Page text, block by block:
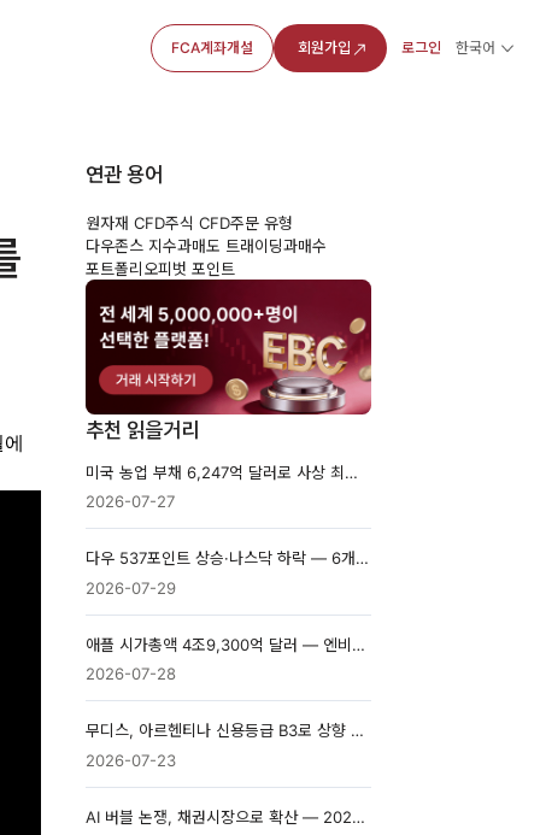
FCA계좌개설 회원가입 로그인 한국어
연관 용어
원자재 CFD주식 CFD주문 유형
다우존스 지수과매도 트래이딩과매수
포트폴리오피벗 포인트
추천 읽을거리
미국 농업 부채 6,247억 달러로 사상 최대 전망…챕터12 파산 46% 증가
2026-07-27
다우 537포인트 상승·나스닥 하락 — 6개 종목과 반도체가 만든 격차
2026-07-29
애플 시가총액 4조9,300억 달러 — 엔비디아 제치고 세계 1위 탈환
2026-07-28
무디스, 아르헨티나 신용등급 B3로 상향 — 페소는 왜 약세였나
2026-07-23
AI 버블 논쟁, 채권시장으로 확산 — 2026년 AI 관련 부채 조달 5,000억 달러 전망